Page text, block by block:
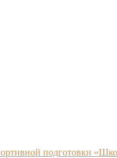
подготовки